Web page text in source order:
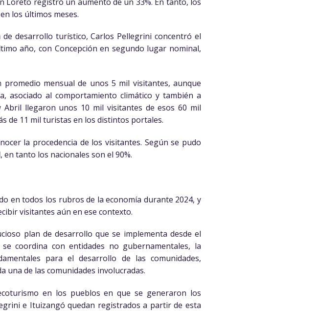
los últimos meses.
desarrollo turístico, Carlos Pellegrini concentró el
año, con Concepción en segundo lugar nominal,
mensual de unos 5 mil visitantes, aunque
asociado al comportamiento climático y también a
llegaron unos 10 mil visitantes de esos 60 mil
de 11 mil turistas en los distintos portales.
la procedencia de los visitantes. Según se pudo
tanto los nacionales son el 90%.
en todos los rubros de la economía durante 2024, y
visitantes aún en ese contexto.
plan de desarrollo que se implementa desde el
coordina con entidades no gubernamentales, la
para el desarrollo de las comunidades,
una de las comunidades involucradas.
en los pueblos en que se generaron los
e Ituizangó quedan registrados a partir de esta